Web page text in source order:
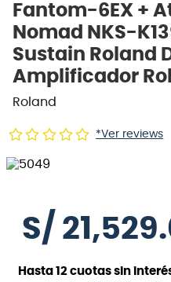
Fantom-6EX +
Nomad NKS-
Sustain Roland
Amplificador
Roland
*Ver reviews
S/ 21 ,529.
Hasta12 cuotas sin